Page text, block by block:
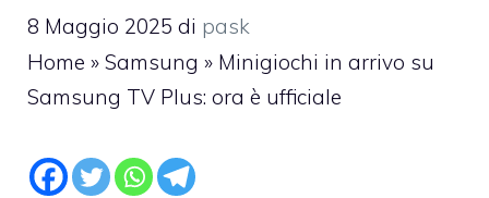
8 Maggio 2025 di pask
Home » Samsung » Minigiochi in arrivo su
Samsung TV Plus: ora è ufficiale